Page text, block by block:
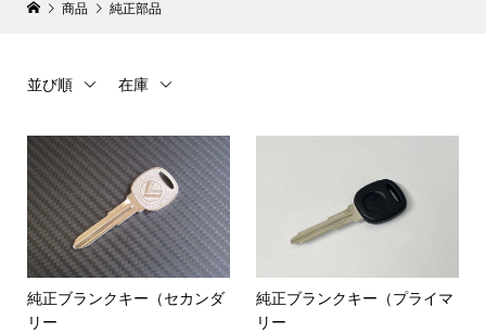
商品 純正部品
並び順 在庫
純正ブランクキー（セカンダ
リー
純正ブランクキー（プライマ
リー